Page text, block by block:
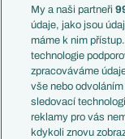
Témata
Představení týmů MS
EuroSkauting
PL v kostce
Evropské koeficienty
Přestupy
Přestupové spekulace
Zranění
My a naši partneři
údaje, jako jsou
máme k nim
technologie
zpracováváme
vše nebo
sledovací
reklamy pro vás
kdykoli znovu